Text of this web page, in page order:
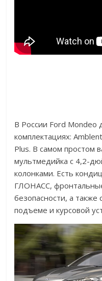
В России Ford Mondeo
комплектациях:
Plus. В самом простом
мультмедийка с 4,2-
колонками. Есть
ГЛОНАСС,
безопасности, а
подъеме и курсовой